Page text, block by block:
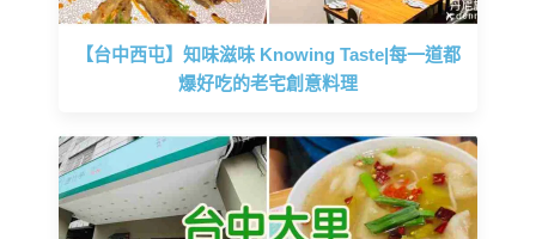
【台中西屯】知味滋味 Knowing Taste|每一道都
爆好吃的老宅創意料理